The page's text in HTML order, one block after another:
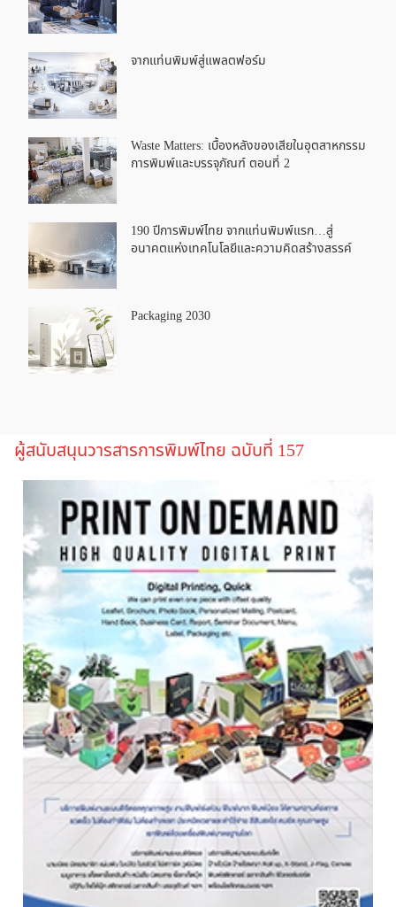
จากแท่นพิมพ์สู่แพลตฟอร์ม
Waste Matters: เบื้องหลังของเสียในอุตสาหกรรม
การพิมพ์และบรรจุภัณฑ์ ตอนที่ 2
190 ปีการพิมพ์ไทย จากแท่นพิมพ์แรก…สู่
อนาคตแห่งเทคโนโลยีและความคิดสร้างสรรค์
Packaging 2030
ผู้สนับสนุนวารสารการพิมพ์ไทย ฉบับที่ 157